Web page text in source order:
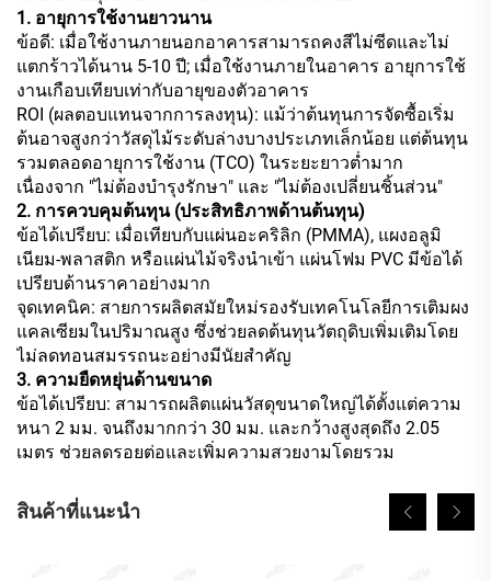
1. อายุการใช้งานยาวนาน
ข้อดี: เมื่อใช้งานภายนอกอาคารสามารถคงสีไม่ซีดและไม่
แตกร้าวได้นาน 5-10 ปี; เมื่อใช้งานภายในอาคาร อายุการใช้
งานเกือบเทียบเท่ากับอายุของตัวอาคาร
ROI (ผลตอบแทนจากการลงทุน): แม้ว่าต้นทุนการจัดซื้อเริ่ม
ต้นอาจสูงกว่าวัสดุไม้ระดับล่างบางประเภทเล็กน้อย แต่ต้นทุน
รวมตลอดอายุการใช้งาน (TCO) ในระยะยาวต่ำมาก
เนื่องจาก "ไม่ต้องบำรุงรักษา" และ "ไม่ต้องเปลี่ยนชิ้นส่วน"
2. การควบคุมต้นทุน (ประสิทธิภาพด้านต้นทุน)
ข้อได้เปรียบ: เมื่อเทียบกับแผ่นอะคริลิก (PMMA), แผงอลูมิ
เนียม-พลาสติก หรือแผ่นไม้จริงนำเข้า แผ่นโฟม PVC มีข้อได้
เปรียบด้านราคาอย่างมาก
จุดเทคนิค: สายการผลิตสมัยใหม่รองรับเทคโนโลยีการเติมผง
แคลเซียมในปริมาณสูง ซึ่งช่วยลดต้นทุนวัตถุดิบเพิ่มเติมโดย
ไม่ลดทอนสมรรถนะอย่างมีนัยสำคัญ
3. ความยืดหยุ่นด้านขนาด
ข้อได้เปรียบ: สามารถผลิตแผ่นวัสดุขนาดใหญ่ได้ตั้งแต่ความ
หนา 2 มม. จนถึงมากกว่า 30 มม. และกว้างสูงสุดถึง 2.05
เมตร ช่วยลดรอยต่อและเพิ่มความสวยงามโดยรวม
สินค้าที่แนะนำ